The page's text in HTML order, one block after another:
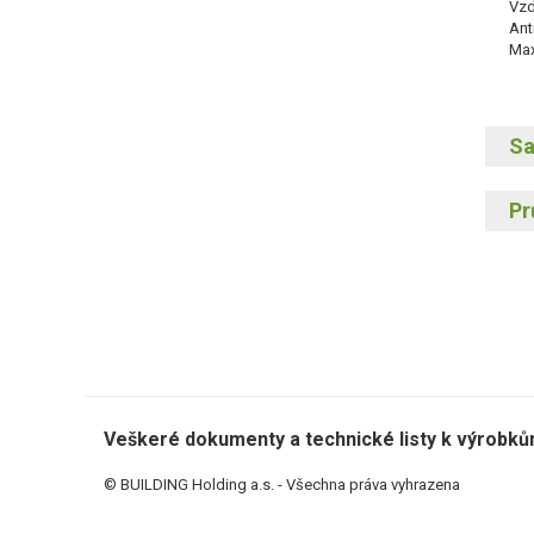
Veškeré dokumenty a technické listy k
© BUILDING Holding a.s. - Všechna práva vyhrazena